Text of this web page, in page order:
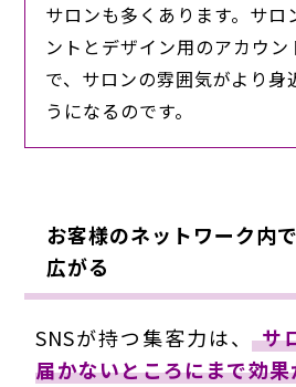
サロンも多くあります。サロ
ントとデザイン用のアカウン
で、サロンの雰囲気がより身
うになるのです。
お客様のネットワーク内
広がる
SNSが持つ集客力は、 サ
届かないところにまで効